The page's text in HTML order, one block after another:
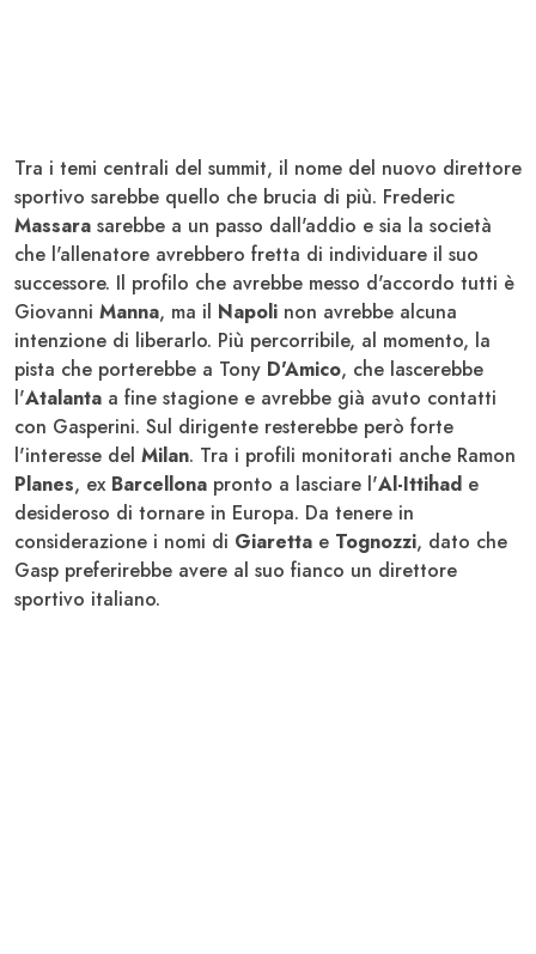
Tra i temi centrali del summit, il nome del nuovo direttore
sportivo sarebbe quello che brucia di più. Frederic
Massara sarebbe a un passo dall'addio e sia la società
che l'allenatore avrebbero fretta di individuare il suo
successore. Il profilo che avrebbe messo d'accordo tutti è
Giovanni Manna, ma il Napoli non avrebbe alcuna
intenzione di liberarlo. Più percorribile, al momento, la
pista che porterebbe a Tony D'Amico, che lascerebbe
l'Atalanta a fine stagione e avrebbe già avuto contatti
con Gasperini. Sul dirigente resterebbe però forte
l'interesse del Milan. Tra i profili monitorati anche Ramon
Planes, ex Barcellona pronto a lasciare l'Al-Ittihad e
desideroso di tornare in Europa. Da tenere in
considerazione i nomi di Giaretta e Tognozzi, dato che
Gasp preferirebbe avere al suo fianco un direttore
sportivo italiano.